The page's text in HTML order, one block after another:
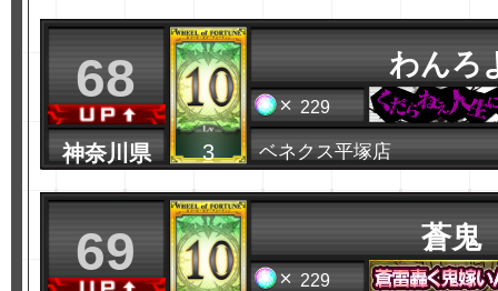
68
神奈川県 3
わんろ
229
ベネクス平塚店
69 蒼鬼
229